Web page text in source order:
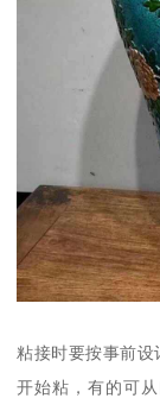
粘接时要按事前
开始粘，有的可